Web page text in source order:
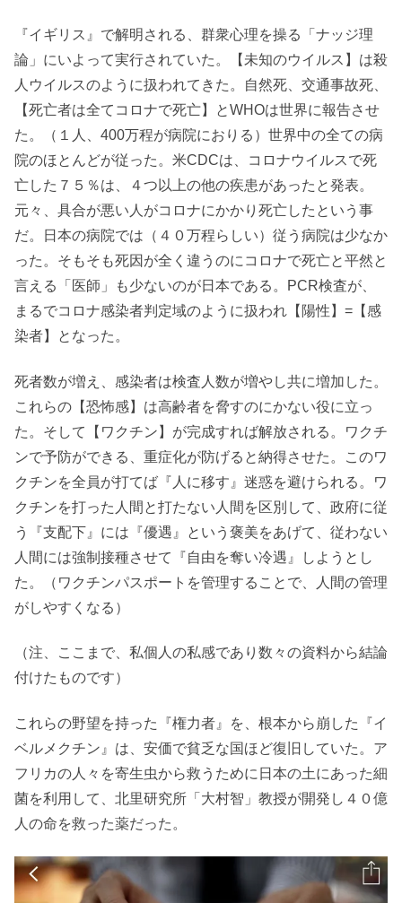
『イギリス』で解明される、群衆心理を操る「ナッジ理
論」にいよって実行されていた。【未知のウイルス】は殺
人ウイルスのように扱われてきた。自然死、交通事故死、
【死亡者は全てコロナで死亡】とWHOは世界に報告させ
た。（１人、400万程が病院におりる）世界中の全ての病
院のほとんどが従った。米CDCは、コロナウイルスで死
亡した７５％は、４つ以上の他の疾患があったと発表。
元々、具合が悪い人がコロナにかかり死亡したという事
だ。日本の病院では（４０万程らしい）従う病院は少なか
った。そもそも死因が全く違うのにコロナで死亡と平然と
言える「医師」も少ないのが日本である。PCR検査が、
まるでコロナ感染者判定域のように扱われ【陽性】=【感
染者】となった。
死者数が増え、感染者は検査人数が増やし共に増加した。
これらの【恐怖感】は高齢者を脅すのにかない役に立っ
た。そして【ワクチン】が完成すれば解放される。ワクチ
ンで予防ができる、重症化が防げると納得させた。このワ
クチンを全員が打てば『人に移す』迷惑を避けられる。ワ
クチンを打った人間と打たない人間を区別して、政府に従
う『支配下』には『優遇』という褒美をあげて、従わない
人間には強制接種させて『自由を奪い冷遇』しようとし
た。（ワクチンパスポートを管理することで、人間の管理
がしやすくなる）
（注、ここまで、私個人の私感であり数々の資料から結論
付けたものです）
これらの野望を持った『権力者』を、根本から崩した『イ
ベルメクチン』は、安価で貧乏な国ほど復旧していた。ア
フリカの人々を寄生虫から救うために日本の土にあった細
菌を利用して、北里研究所「大村智」教授が開発し４０億
人の命を救った薬だった。